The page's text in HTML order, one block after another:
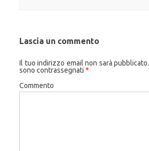
Lascia un commento
Il tuo indirizzo email non sarà pubblicato.
sono contrassegnati *
Commento